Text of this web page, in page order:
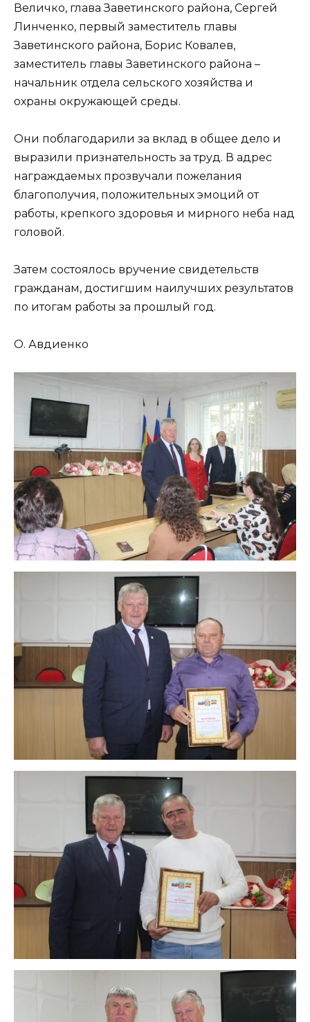
Величко, глава Заветинского района, Сергей
Линченко, первый заместитель главы
Заветинского района, Борис Ковалев,
заместитель главы Заветинского района –
начальник отдела сельского хозяйства и
охраны окружающей среды.
Они поблагодарили за вклад в общее дело и
выразили признательность за труд. В адрес
награждаемых прозвучали пожелания
благополучия, положительных эмоций от
работы, крепкого здоровья и мирного неба над
головой.
Затем состоялось вручение свидетельств
гражданам, достигшим наилучших результатов
по итогам работы за прошлый год.
О. Авдиенко